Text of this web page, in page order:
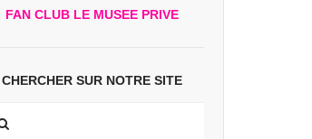
FAN CLUB LE MUSEE PRIVE
CHERCHER SUR NOTRE SITE